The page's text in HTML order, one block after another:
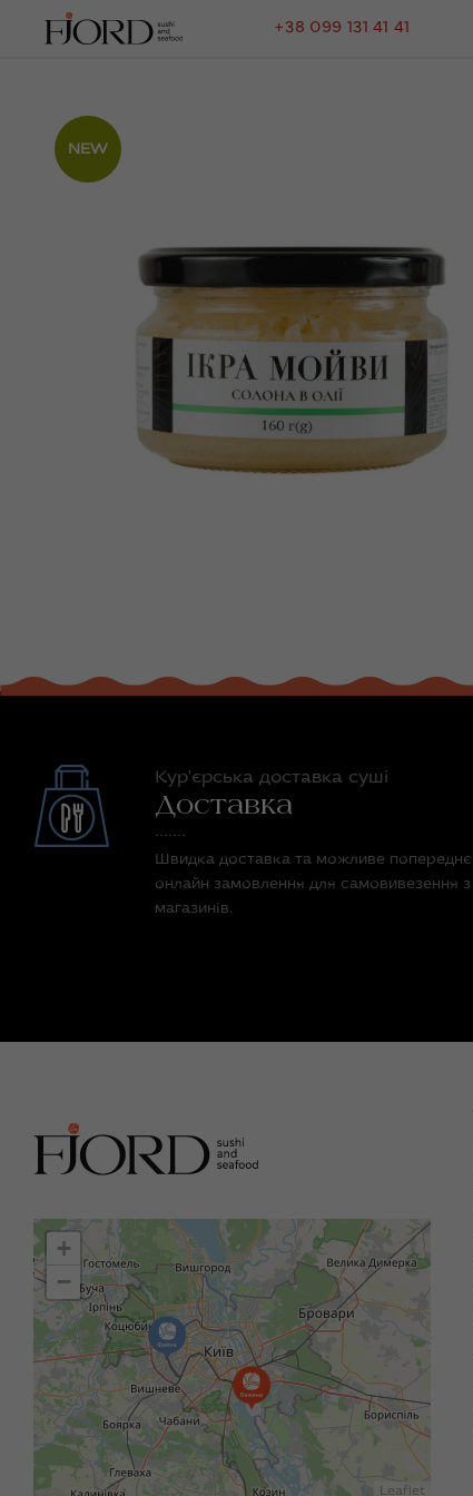
+38 099 131 41 41
NEW
Кур'єрська доставка суші
Доставка
Швидка доставка та можливе попереднє
онлайн замовлення для самовивезення з
магазинів.
+
−
Leaflet